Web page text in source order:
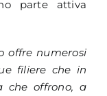
parte attiva
offre numerosi
filiere che in
che offrono, a